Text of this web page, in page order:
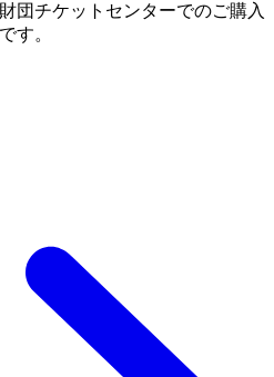
団チケットセンターでのご購入
す。